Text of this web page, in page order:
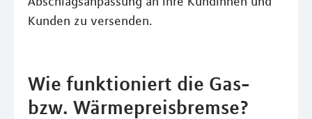
Kunden zu versenden.
Wie funktioniert die Gas-
bzw. Wärmepreisbremse?